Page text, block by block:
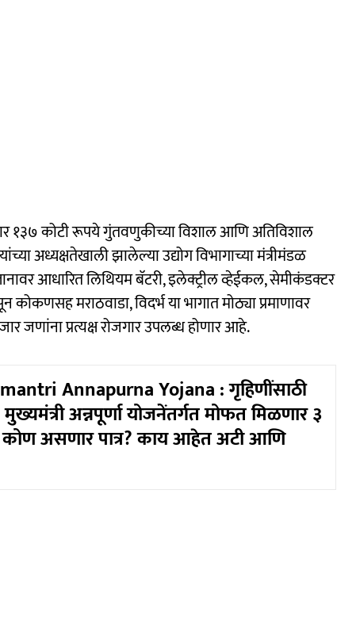
१३७ कोटी रूपये गुंतवणुकीच्या विशाल आणि अतिविशाल
अध्यक्षतेखाली झालेल्या उद्योग विभागाच्या मंत्रीमंडळ
आधारित लिथियम बॅटरी, इलेक्ट्रील व्हेईकल, सेमीकंडक्टर
मराठवाडा, विदर्भ या भागात मोठ्या प्रमाणावर
जणांना प्रत्यक्ष रोजगार उपलब्ध होणार आहे.
Annapurna Yojana : गृहिणींसाठी
अन्नपूर्णा योजनेंतर्गत मोफत मिळणार ३
कोण असणार पात्र? काय आहेत अटी आणि